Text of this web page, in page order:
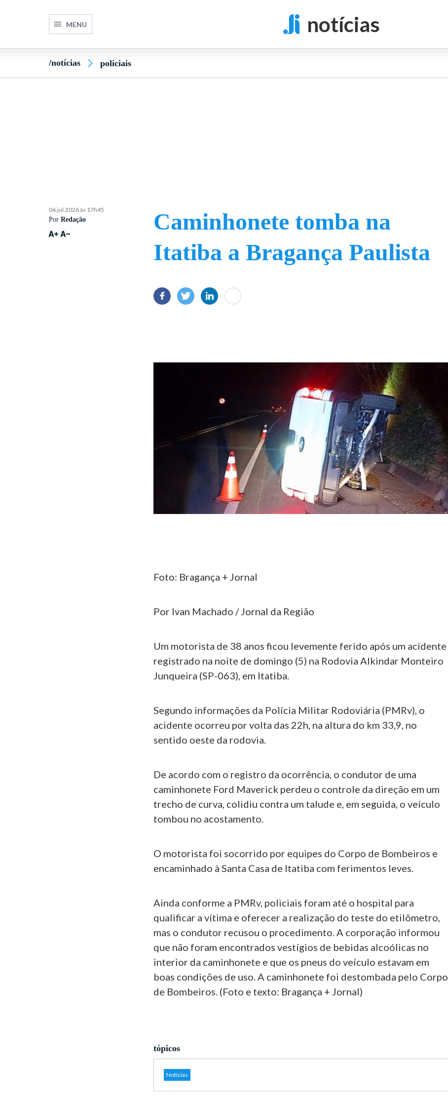
MENU notícias
/notícias policiais
06.jul.2026 às 17h45
PorRedação
Caminhonete tomba na
Itatiba a Bragança Paulista
Foto: Bragança + Jornal
Por Ivan Machado / Jornal da Região
Um motorista de 38 anos ficou levemente ferido após um acidente
registrado na noite de domingo (5) na Rodovia Alkindar Monteiro
Junqueira (SP-063), em Itatiba.
Segundo informações da Polícia Militar Rodoviária (PMRv), o
acidente ocorreu por volta das 22h, na altura do km 33,9, no
sentido oeste da rodovia.
De acordo com o registro da ocorrência, o condutor de uma
caminhonete Ford Maverick perdeu o controle da direção em um
trecho de curva, colidiu contra um talude e, em seguida, o veículo
tombou no acostamento.
O motorista foi socorrido por equipes do Corpo de Bombeiros e
encaminhado à Santa Casa de Itatiba com ferimentos leves.
Ainda conforme a PMRv, policiais foram até o hospital para
qualificar a vítima e oferecer a realização do teste do etilômetro,
mas o condutor recusou o procedimento. A corporação informou
que não foram encontrados vestígios de bebidas alcoólicas no
interior da caminhonete e que os pneus do veículo estavam em
boas condições de uso. A caminhonete foi destombada pelo Corpo
de Bombeiros. (Foto e texto: Bragança + Jornal)
tópicos
Notícias